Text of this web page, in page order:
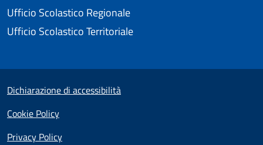
Ufficio Scolastico Regionale
Ufficio Scolastico Territoriale
Small prints
Dichiarazione di accessibilità
Cookie Policy
Privacy Policy